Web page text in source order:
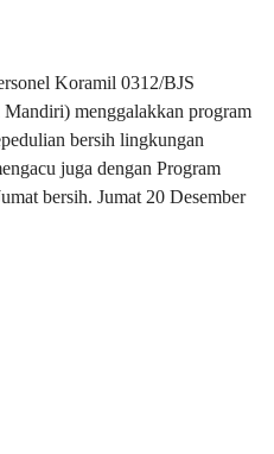
Koramil 0312/BJS
menggalakkan program
bersih lingkungan
juga dengan Program
bersih. Jumat 20 Desember